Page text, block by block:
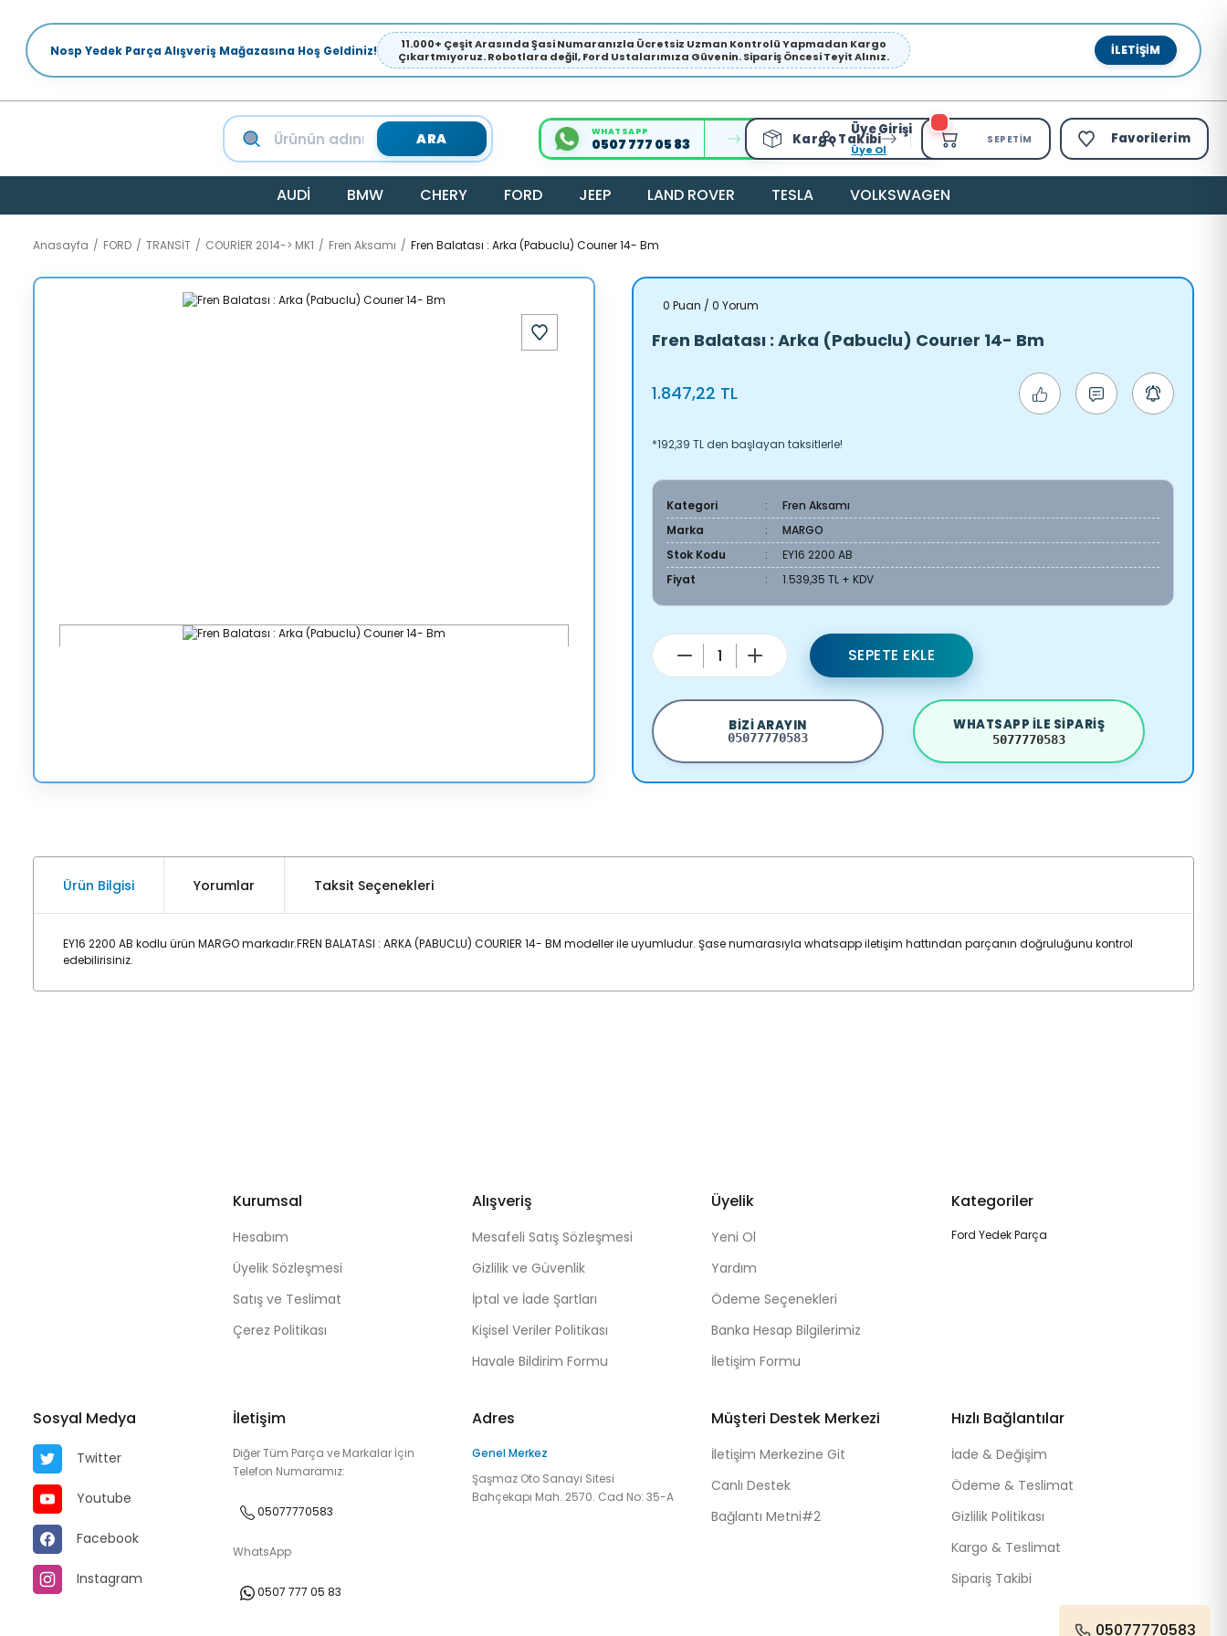
Nosp Yedek Parça Alışveriş Mağazasına Hoş Geldiniz!
11.000+ Çeşit Arasında Şasi Numaranızla Ücretsiz Uzman Kontrolü Yapmadan Kargo
Çıkartmıyoruz. Robotlara değil, Ford Ustalarımıza Güvenin. Sipariş Öncesi Teyit Alınız.
İLETIŞIM
ARA WHATSAPP
0507 777 05 83 Kargo Takibi
Üye Girişi
Üye Ol
SEPETIM Favorilerim
AUDİ BMW CHERY FORD JEEP LAND ROVER TESLA VOLKSWAGEN
Anasayfa FORD TRANSİT COURİER 2014-> MK1 Fren Aksamı Fren Balatası : Arka (Pabuclu) Courıer 14- Bm
0 Puan / 0 Yorum
Fren Balatası : Arka (Pabuclu) Courıer 14- Bm
1.847,22 TL
*192,39 TL den başlayan taksitlerle!
Kategori
Fren Aksamı
Marka
MARGO
Stok Kodu
EY16 2200 AB
Fiyat
1.539,35 TL + KDV
SEPETE EKLE
BIZI ARAYIN
05077770583
WHATSAPP ILE SIPARIŞ
5077770583
Ürün Bilgisi Yorumlar Taksit Seçenekleri
EY16 2200 AB kodlu ürün MARGO markadır.FREN BALATASI : ARKA (PABUCLU) COURIER 14- BM modeller ile uyumludur. Şase numarasıyla whatsapp iletişim hattından parçanın doğruluğunu kontrol
edebilirisiniz.
Kurumsal
Hesabım
Üyelik Sözleşmesi
Satış ve Teslimat
Çerez Politikası
Alışveriş
Mesafeli Satış Sözleşmesi
Gizlilik ve Güvenlik
İptal ve İade Şartları
Kişisel Veriler Politikası
Havale Bildirim Formu
Üyelik
Yeni Ol
Yardım
Ödeme Seçenekleri
Banka Hesap Bilgilerimiz
İletişim Formu
Kategoriler
Ford Yedek Parça
Sosyal Medya
Twitter
Youtube
Facebook
Instagram
İletişim
Diğer Tüm Parça ve Markalar İçin
Telefon Numaramız:
05077770583
WhatsApp
0507 777 05 83
Adres
Genel Merkez
Şaşmaz Oto Sanayi Sitesi
Bahçekapı Mah. 2570. Cad No: 35-A
Müşteri Destek Merkezi
İletişim Merkezine Git
Canlı Destek
Bağlantı Metni#2
Hızlı Bağlantılar
İade & Değişim
Ödeme & Teslimat
Gizlilik Politikası
Kargo & Teslimat
Sipariş Takibi
05077770583